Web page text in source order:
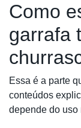
Como
garrafa
Essa é a parte
conteúdos
depende do uso